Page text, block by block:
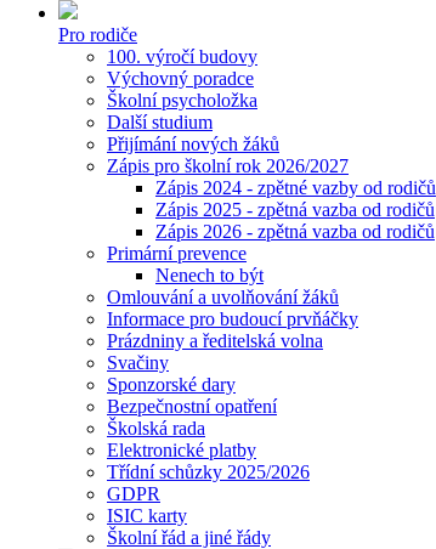
Pro rodiče
100. výročí budovy
Výchovný poradce
Školní psycholožka
Další studium
Přijímání nových žáků
Zápis pro školní rok 2026/2027
Zápis 2024 - zpětné vazby od rodičů
Zápis 2025 - zpětná vazba od rodičů
Zápis 2026 - zpětná vazba od rodičů
Primární prevence
Nenech to být
Omlouvání a uvolňování žáků
Informace pro budoucí prvňáčky
Prázdniny a ředitelská volna
Svačiny
Sponzorské dary
Bezpečnostní opatření
Školská rada
Elektronické platby
Třídní schůzky 2025/2026
GDPR
ISIC karty
Školní řád a jiné řády